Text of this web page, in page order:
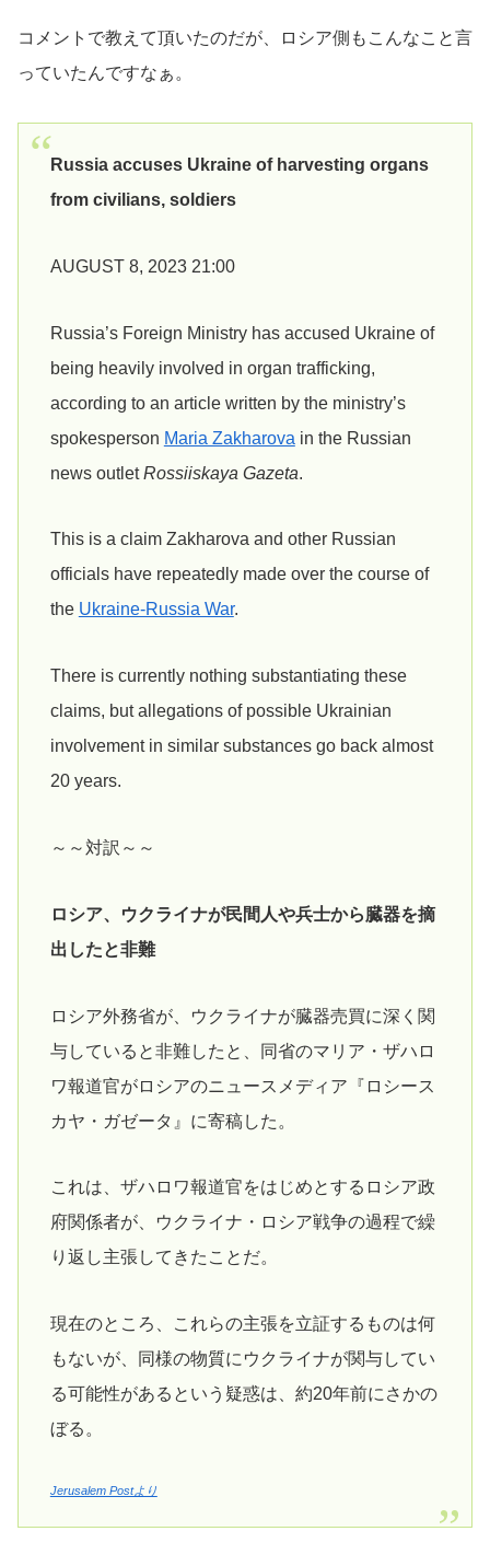
コメントで教えて頂いたのだが、ロシア側もこんなこと言
っていたんですなぁ。
Russia accuses Ukraine of harvesting organs
from civilians, soldiers
AUGUST 8, 2023 21:00
Russia’s Foreign Ministry has accused Ukraine of
being heavily involved in organ trafficking,
according to an article written by the ministry’s
spokesperson Maria Zakharova in the Russian
news outletRossiiskaya Gazeta.
This is a claim Zakharova and other Russian
officials have repeatedly made over the course of
the Ukraine-Russia War.
There is currently nothing substantiating these
claims, but allegations of possible Ukrainian
involvement in similar substances go back almost
20 years.
～～対訳～～
ロシア、ウクライナが民間人や兵士から臓器を摘
出したと非難
ロシア外務省が、ウクライナが臓器売買に深く関
与していると非難したと、同省のマリア・ザハロ
ワ報道官がロシアのニュースメディア『ロシース
カヤ・ガゼータ』に寄稿した。
これは、ザハロワ報道官をはじめとするロシア政
府関係者が、ウクライナ・ロシア戦争の過程で繰
り返し主張してきたことだ。
現在のところ、これらの主張を立証するものは何
もないが、同様の物質にウクライナが関与してい
る可能性があるという疑惑は、約20年前にさかの
ぼる。
Jerusalem Postより